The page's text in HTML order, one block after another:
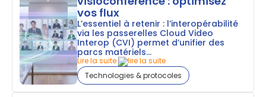
vos flux
L’essentiel à retenir : l’interopérabilité
via les passerelles Cloud Video
Interop (CVI) permet d’unifier des
parcs matériels...
Lire la suite
Technologies & protocoles